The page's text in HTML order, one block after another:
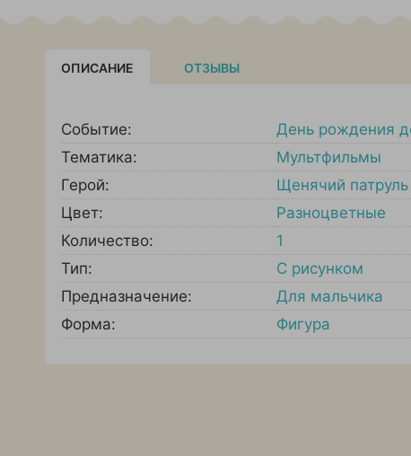
ОПИСАНИЕ ОТЗЫВЫ
Событие:
День рождения
Тематика:
Мультфильмы
Герой:
Щенячий патруль
Цвет:
Разноцветные
Количество:
1
Тип:
С рисунком
Предназначение:
Для мальчика
Форма:
Фигура